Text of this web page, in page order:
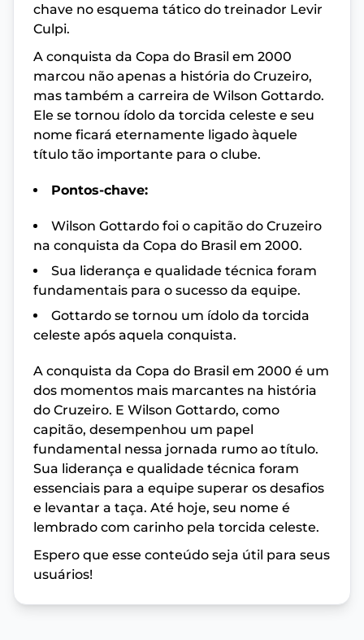
chave no esquema tático do treinador Levir
Culpi.
A conquista da Copa do Brasil em 2000
marcou não apenas a história do Cruzeiro,
mas também a carreira de Wilson Gottardo.
Ele se tornou ídolo da torcida celeste e seu
nome ficará eternamente ligado àquele
título tão importante para o clube.
Pontos-chave:
Wilson Gottardo foi o capitão do Cruzeiro
na conquista da Copa do Brasil em 2000.
Sua liderança e qualidade técnica foram
fundamentais para o sucesso da equipe.
Gottardo se tornou um ídolo da torcida
celeste após aquela conquista.
A conquista da Copa do Brasil em 2000 é um
dos momentos mais marcantes na história
do Cruzeiro. E Wilson Gottardo, como
capitão, desempenhou um papel
fundamental nessa jornada rumo ao título.
Sua liderança e qualidade técnica foram
essenciais para a equipe superar os desafios
e levantar a taça. Até hoje, seu nome é
lembrado com carinho pela torcida celeste.
Espero que esse conteúdo seja útil para seus
usuários!